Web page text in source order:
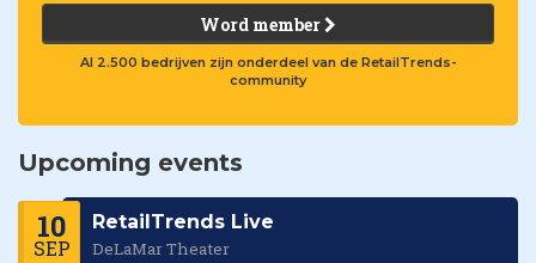
Word member
Al 2.500 bedrijven zijn onderdeel van de RetailTrends-
community
Upcoming events
10
SEP
RetailTrends Live
DeLaMar Theater